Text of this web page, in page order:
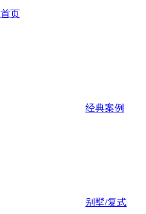
首页
经典案例
别墅/复式